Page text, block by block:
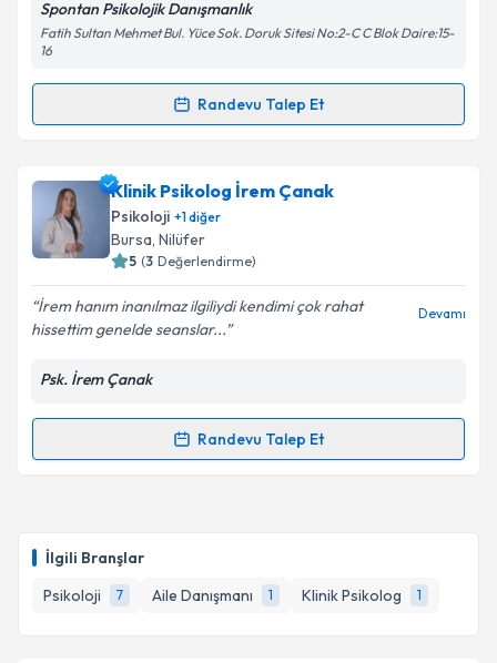
İlgili Branşlar
Psikoloji
7 Aile Danışmanı 1 Klinik Psikolog 1
Kişisel verilerimin işlenmesine ilişkinAydınlatma
Spontan Psikolojik Danışmanlık
Fatih Sultan Mehmet Bul. Yüce Sok. Doruk Sitesi No:2-C C Blok Daire:15-
16
Randevu Talep Et
Randevu Takvimi Talebi
Psk. İlkay Altayiçin randevu takvimi talebi oluşturun.
Size bu uzmandan randevu almanız için bir takvim
hazırlandığında e-posta ile bilgilendireceğiz.
Kişisel verilerimin işlenmesine ilişkin
kapsamda işlenmesini kabul ediyorum.
Klinik Psikolog İrem Çanak
Psikoloji +1diğer
Bursa, Nilüfer
5 (3 Değerlendirme)
İrem hanım inanılmaz ilgiliydi kendimi çok rahat
hissettim genelde seanslar...
Devamı
Psk. İrem Çanak
Randevu Talep Et
Randevu Takvimi Talebi
için bir takvim hazırlandığında e-posta ile
bilgilendireceğiz.
E-posta Adresiniz